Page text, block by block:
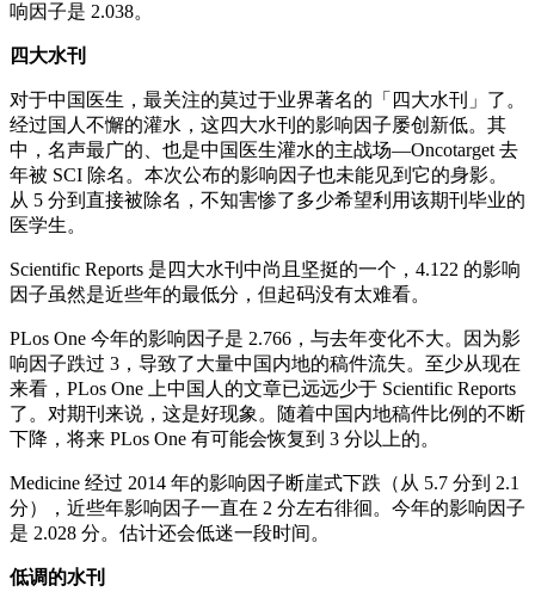
响因子是 2.038。
四大水刊
对于中国医生，最关注的莫过于业界著名的「四大水刊」了。
经过国人不懈的灌水，这四大水刊的影响因子屡创新低。其
中，名声最广的、也是中国医生灌水的主战场—Oncotarget 去
年被 SCI 除名。本次公布的影响因子也未能见到它的身影。
从 5 分到直接被除名，不知害惨了多少希望利用该期刊毕业的
医学生。
Scientific Reports 是四大水刊中尚且坚挺的一个，4.122 的影响
因子虽然是近些年的最低分，但起码没有太难看。
PLos One 今年的影响因子是 2.766，与去年变化不大。因为影
响因子跌过 3，导致了大量中国内地的稿件流失。至少从现在
来看，PLos One 上中国人的文章已远远少于 Scientific Reports
了。对期刊来说，这是好现象。随着中国内地稿件比例的不断
下降，将来 PLos One 有可能会恢复到 3 分以上的。
Medicine 经过 2014 年的影响因子断崖式下跌（从 5.7 分到 2.1
分），近些年影响因子一直在 2 分左右徘徊。今年的影响因子
是 2.028 分。估计还会低迷一段时间。
低调的水刊